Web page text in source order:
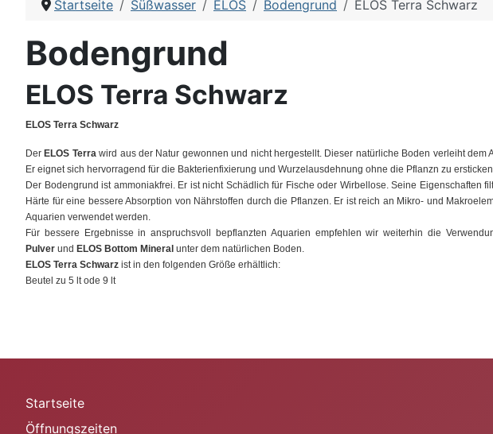
Startseite Süßwasser ELOS Bodengrund ELOS Terra Schwarz
Bodengrund
ELOS Terra Schwarz
ELOS Terra Schwarz
Der ELOS Terrawird aus der Natur gewonnen und nicht hergestellt. Dieser natürliche Boden verleiht
Er eignet sich hervorragend für die Bakterienfixierung und Wurzelausdehnung ohne die Pflanzn zu
Der Bodengrund ist ammoniakfrei. Er ist nicht Schädlich für Fische oder Wirbellose. Seine Eigenschaften
Härte für eine bessere Absorption von Nährstoffen durch die Pflanzen. Er ist reich an Mikro- und
Aquarien verwendet werden.
Für bessere Ergebnisse in anspruchsvoll bepflanzten Aquarien empfehlen wir weiterhin die
Pulver und ELOS Bottom Mineral unter dem natürlichen Boden.
ELOS Terra Schwarz ist in den folgenden Größe erhältlich:
Beutel zu 5 lt ode 9 lt
Startseite
Öffnungszeiten